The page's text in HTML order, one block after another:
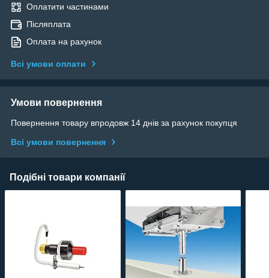
Оплатити частинами
Післяплата
Оплата на рахунок
Всі умови оплати
Умови повернення
Повернення товару впродовж 14 днів за рахунок покупця
Всі умови повернення
Подібні товари компанії